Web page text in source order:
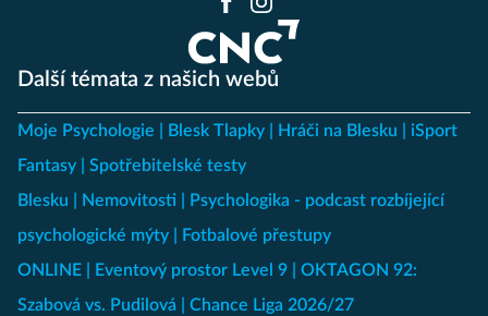
Další témata z našich webů
Moje Psychologie Blesk Tlapky Hráči na Blesku
iSport
Fantasy
Spotřebitelské testy
Blesku
Nemovitosti
Psychologika - podcast rozbíjející
psychologické mýty
Fotbalové přestupy
ONLINE
Eventový prostor Level 9
OKTAGON 92:
Szabová vs. Pudilová
Chance Liga 2026/27